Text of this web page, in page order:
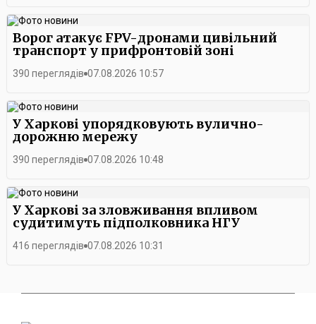
Ворог атакує FPV-дронами цивільний
транспорт у прифронтовій зоні
390 переглядів 07.08.2026 10:57
У Харкові упорядковують вулично-
дорожню мережу
390 переглядів 07.08.2026 10:48
У Харкові за зловживання впливом
судитимуть підполковника НГУ
416 переглядів 07.08.2026 10:31